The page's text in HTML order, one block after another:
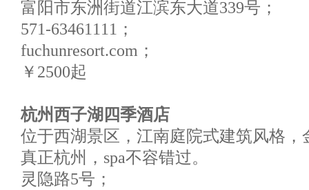
富阳市东洲街道江滨东大道339号；
571-63461111；
fuchunresort.com；
￥2500起
杭州西子湖四季酒店
位于西湖景区，江南庭院式建筑风格
真正杭州，spa不容错过。
灵隐路5号；